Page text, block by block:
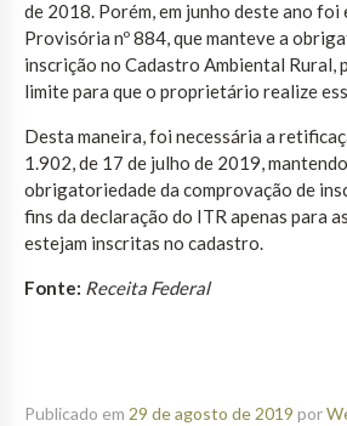
de 2018. Porém, em junho deste ano foi
Provisória nº 884, que manteve a
inscrição no Cadastro Ambiental Rural,
limite para que o proprietário realize
Desta maneira, foi necessária a
1.902, de 17 de julho de 2019,
obrigatoriedade da comprovação de
fins da declaração do ITR apenas para
estejam inscritas no cadastro.
Fonte: Receita Federal
Publicado em 29 de agosto de 2019 por